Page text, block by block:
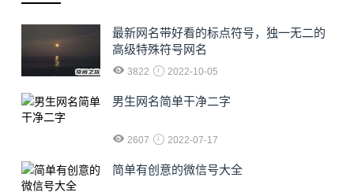
最新网名带好看的标点符号，独一无二的
高级特殊符号网名
3822 2022-10-05
男生网名简单干净二字
2607 2022-07-17
简单有创意的微信号大全